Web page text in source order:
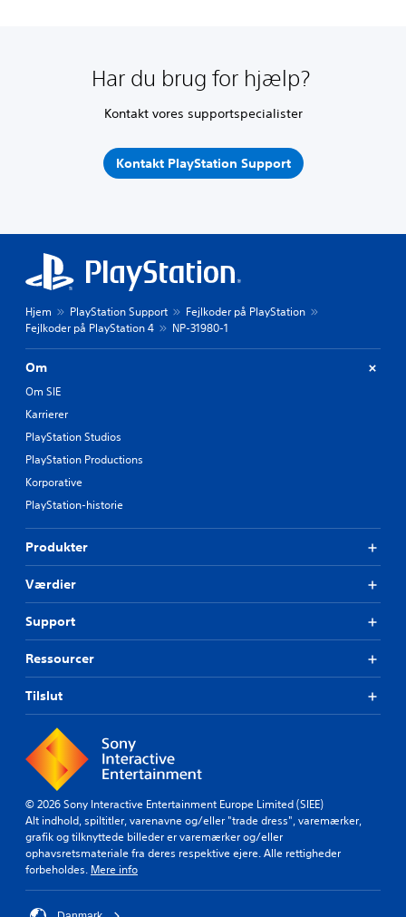
Har du brug for hjælp?
Kontakt vores supportspecialister
Kontakt PlayStation Support
Hjem PlayStation Support
Fejlkoder på PlayStation
Fejlkoder på PlayStation 4
NP-31980-1
Om
Om SIE
Karrierer
PlayStation Studios
PlayStation Productions
Korporative
PlayStation-historie
Produkter
Værdier
Support
Ressourcer
Tilslut
© 2026 Sony Interactive Entertainment Europe Limited (SIEE)
Alt indhold, spiltitler, varenavne og/eller "trade dress", varemærker,
grafik og tilknyttede billeder er varemærker og/eller
ophavsretsmateriale fra deres respektive ejere. Alle rettigheder
forbeholdes. Mere info